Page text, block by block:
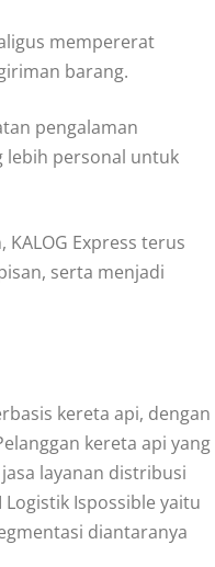
mempererat
barang.
pengalaman
lebih personal untuk
Express terus
serta menjadi
kereta api, dengan
kereta api yang
layanan distribusi
Ispossible yaitu
diantaranya